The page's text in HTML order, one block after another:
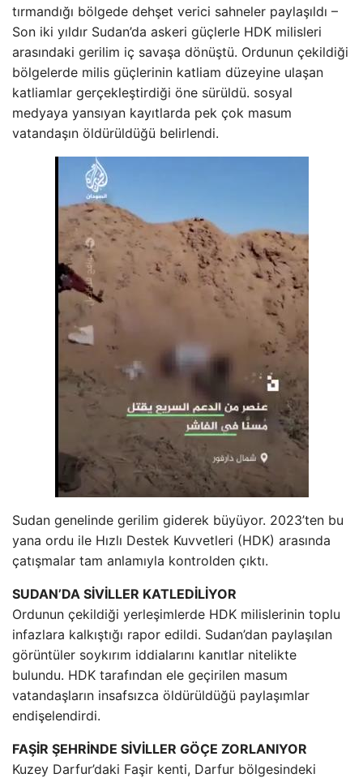
tırmandığı bölgede dehşet verici sahneler paylaşıldı –
Son iki yıldır Sudan’da askeri güçlerle HDK milisleri
arasındaki gerilim iç savaşa dönüştü. Ordunun çekildiği
bölgelerde milis güçlerinin katliam düzeyine ulaşan
katliamlar gerçekleştirdiği öne sürüldü. sosyal
medyaya yansıyan kayıtlarda pek çok masum
vatandaşın öldürüldüğü belirlendi.
Sudan genelinde gerilim giderek büyüyor. 2023’ten bu
yana ordu ile Hızlı Destek Kuvvetleri (HDK) arasında
çatışmalar tam anlamıyla kontrolden çıktı.
SUDAN’DA SİVİLLER KATLEDİLİYOR
Ordunun çekildiği yerleşimlerde HDK milislerinin toplu
infazlara kalkıştığı rapor edildi. Sudan’dan paylaşılan
görüntüler soykırım iddialarını kanıtlar nitelikte
bulundu. HDK tarafından ele geçirilen masum
vatandaşların insafsızca öldürüldüğü paylaşımlar
endişelendirdi.
FAŞİR ŞEHRİNDE SİVİLLER GÖÇE ZORLANIYOR
Kuzey Darfur’daki Faşir kenti, Darfur bölgesindeki